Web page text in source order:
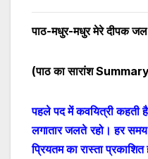
पाठ-मधुर-मधुर मेरे दीपक जल-
(पाठ का सारांश
पहले पद में कवयित्री कहती
लगातार जलते रहो। हर
प्रियतम का रास्ता प्रकाशित